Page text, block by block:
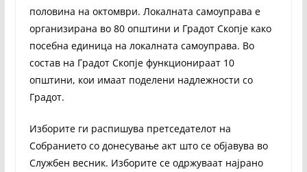
половина на октомври. Локалната самоуправа е
организирана во 80 општини и Градот Скопје како
посебна единица на локалната самоуправа. Во
состав на Градот Скопје функционираат 10
општини, кои имаат поделени надлежности со
Градот.
Изборите ги распишува претседателот на
Собранието со донесување акт што се објавува во
Службен весник. Изборите се одржуваат најрано